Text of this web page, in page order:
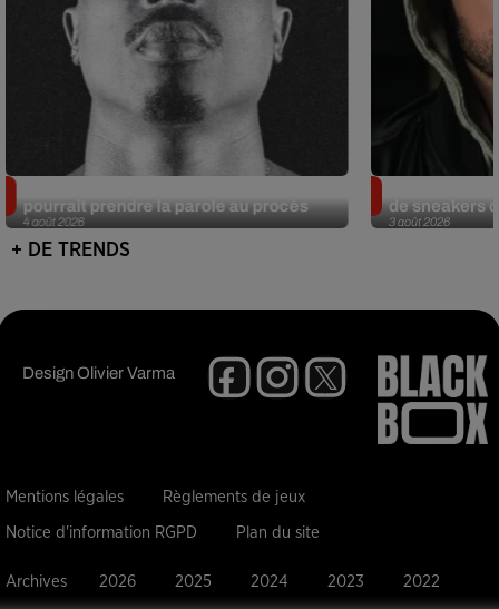
4 août 2026
pourrait prendre la parole au procès
3 août 2026
de sneakers
+ DE TRENDS
DesignOlivier Varma
Mentions légales Règlements de jeux
Notice d'information RGPD Plan du site
Archives 2026 2025 2024 2023 2022